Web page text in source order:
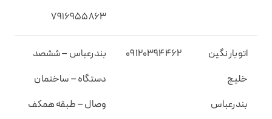
۷۹۱۶۹۵۵۸۶۳
اتوبار نگین
خلیج
بندرعباس
۰۹۱۲۰۳۹۴۴۶۲
بندرعباس – ششصد
دستگاه – ساختمان
وصال – طبقه همکف